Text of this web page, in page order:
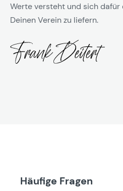
Werte versteht und sich dafür
Deinen Verein zu liefern.
Häufige Fragen